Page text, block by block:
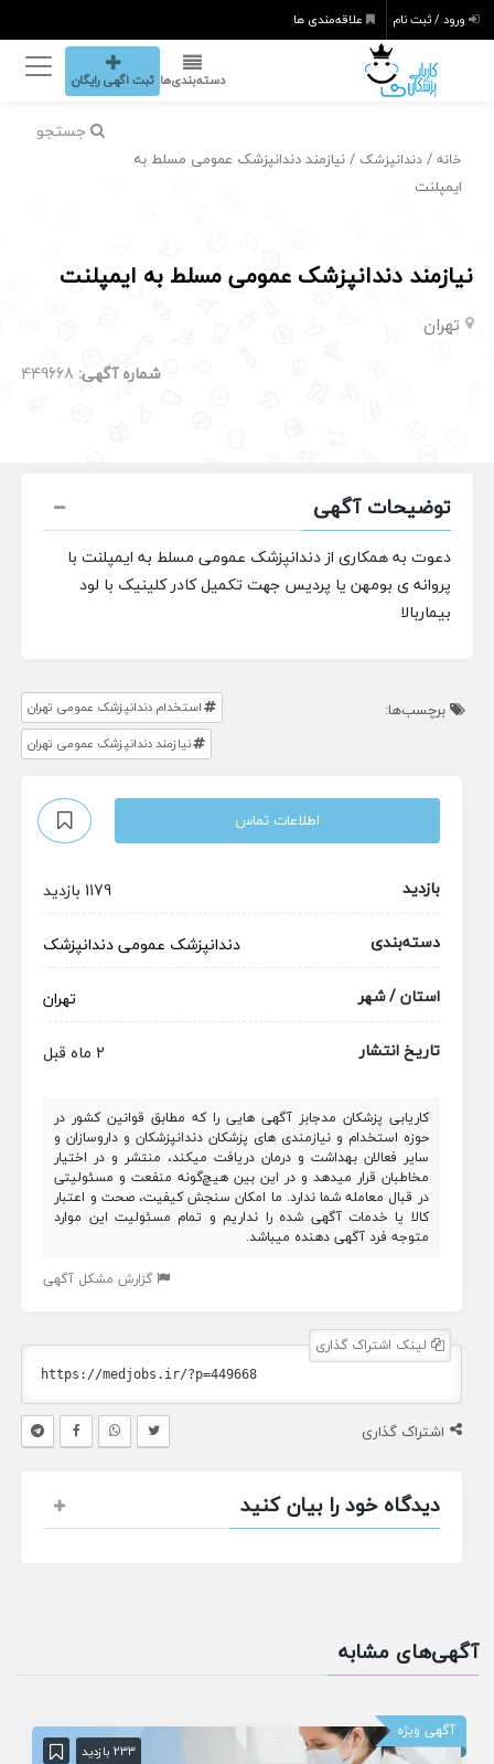
ورود / ثبت نام علاقه‌مندی ها
دسته‌بندی‌ها ثبت اگهی رایگان
جستجو
خانه /دندانپزشک / نیازمند دندانپزشک عمومی مسلط به
ایمپلنت
نیازمند دندانپزشک عمومی مسلط به ایمپلنت
تهران
شماره آگهی: 449668
توضیحات آگهی
دعوت به همکاری از دندانپزشک عمومی مسلط به ایمپلنت با
پروانه ی بومهن یا پردیس جهت تکمیل کادر کلینیک با لود
بیماربالا
برچسب‌ها:
استخدام دندانپزشک عمومی تهران
نیازمند دندانپزشک عمومی تهران
اطلاعات تماس
بازدید
1179 بازدید
دسته‌بندی
دندانپزشک عمومیدندانپزشک
استان / شهر
تهران
تاریخ انتشار
2 ماه قبل
کاریابی پزشکان مدجابز آگهی هایی را که مطابق قوانین کشور در
حوزه استخدام و نیازمندی های پزشکان دندانپزشکان و داروسازان و
سایر فعالان بهداشت و درمان دریافت میکند، منتشر و در اختیار
مخاطبان قرار میدهد و در این بین هیچ‌گونه منفعت و مسئولیتی
در قبال معامله شما ندارد. ما امکان سنجش کیفیت، صحت و اعتبار
کالا یا خدمات آگهی شده را نداریم و تمام مسئولیت این موارد
متوجه فرد آگهی دهنده میباشد.
گزارش مشکل آگهی
لینک اشتراک گذاری
اشتراک گذاری
دیدگاه خود را بیان کنید
آگهی‌های مشابه
آگهی ویژه
233 بازدید